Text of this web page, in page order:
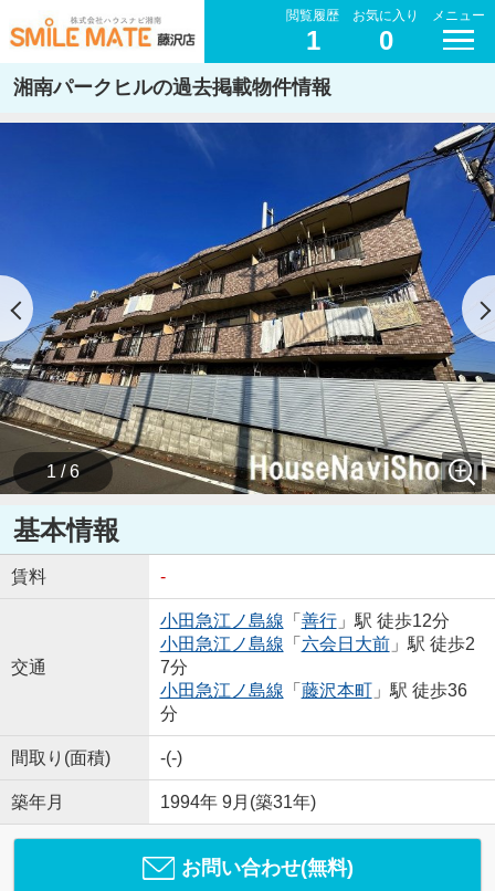
閲覧履歴
1
お気に入り
0
メニュー
湘南パークヒルの過去掲載物件情報
1 / 6
基本情報
賃料 -
交通
小田急江ノ島線 「 善行」駅 徒歩12分
小田急江ノ島線 「 六会日大前」駅 徒歩2
7分
小田急江ノ島線 「 藤沢本町」駅 徒歩36
分
間取り(面積) -(-)
築年月 1994年 9月(築31年)
お問い合わせ(無料)